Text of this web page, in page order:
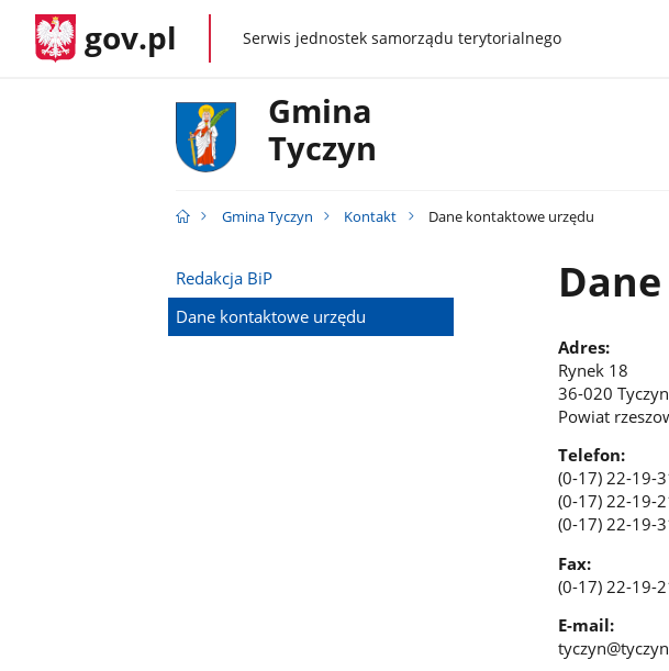
gov.pl gov.plSerwis jednostek samorządu terytorialnego
Gmina
Tyczyn
Gmina Tyczyn Kontakt Dane kontaktowe urzędu
Redakcja BiP
Dane kontaktowe urzędu
Adres:
Rynek 18
36-020 Tyczyn
Powiat
Telefon:
(0-17) 22-19-
(0-17) 22-19-
(0-17) 22-19-
Fax:
(0-17) 22-19-
E-mail: